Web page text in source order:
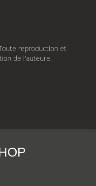
reproduction et
de l'auteure.